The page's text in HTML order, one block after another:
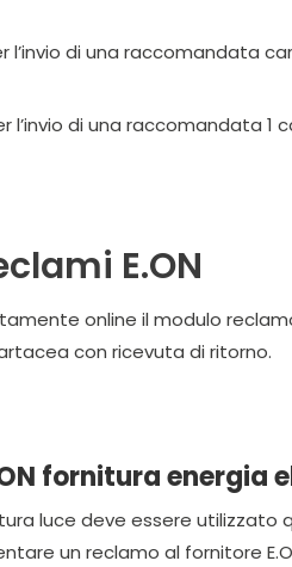
l’invio di una
l’invio di una raccomandata
E.ON
online il modulo
con ricevuta di ritorno.
fornitura energia
luce deve essere
un reclamo al fornitore